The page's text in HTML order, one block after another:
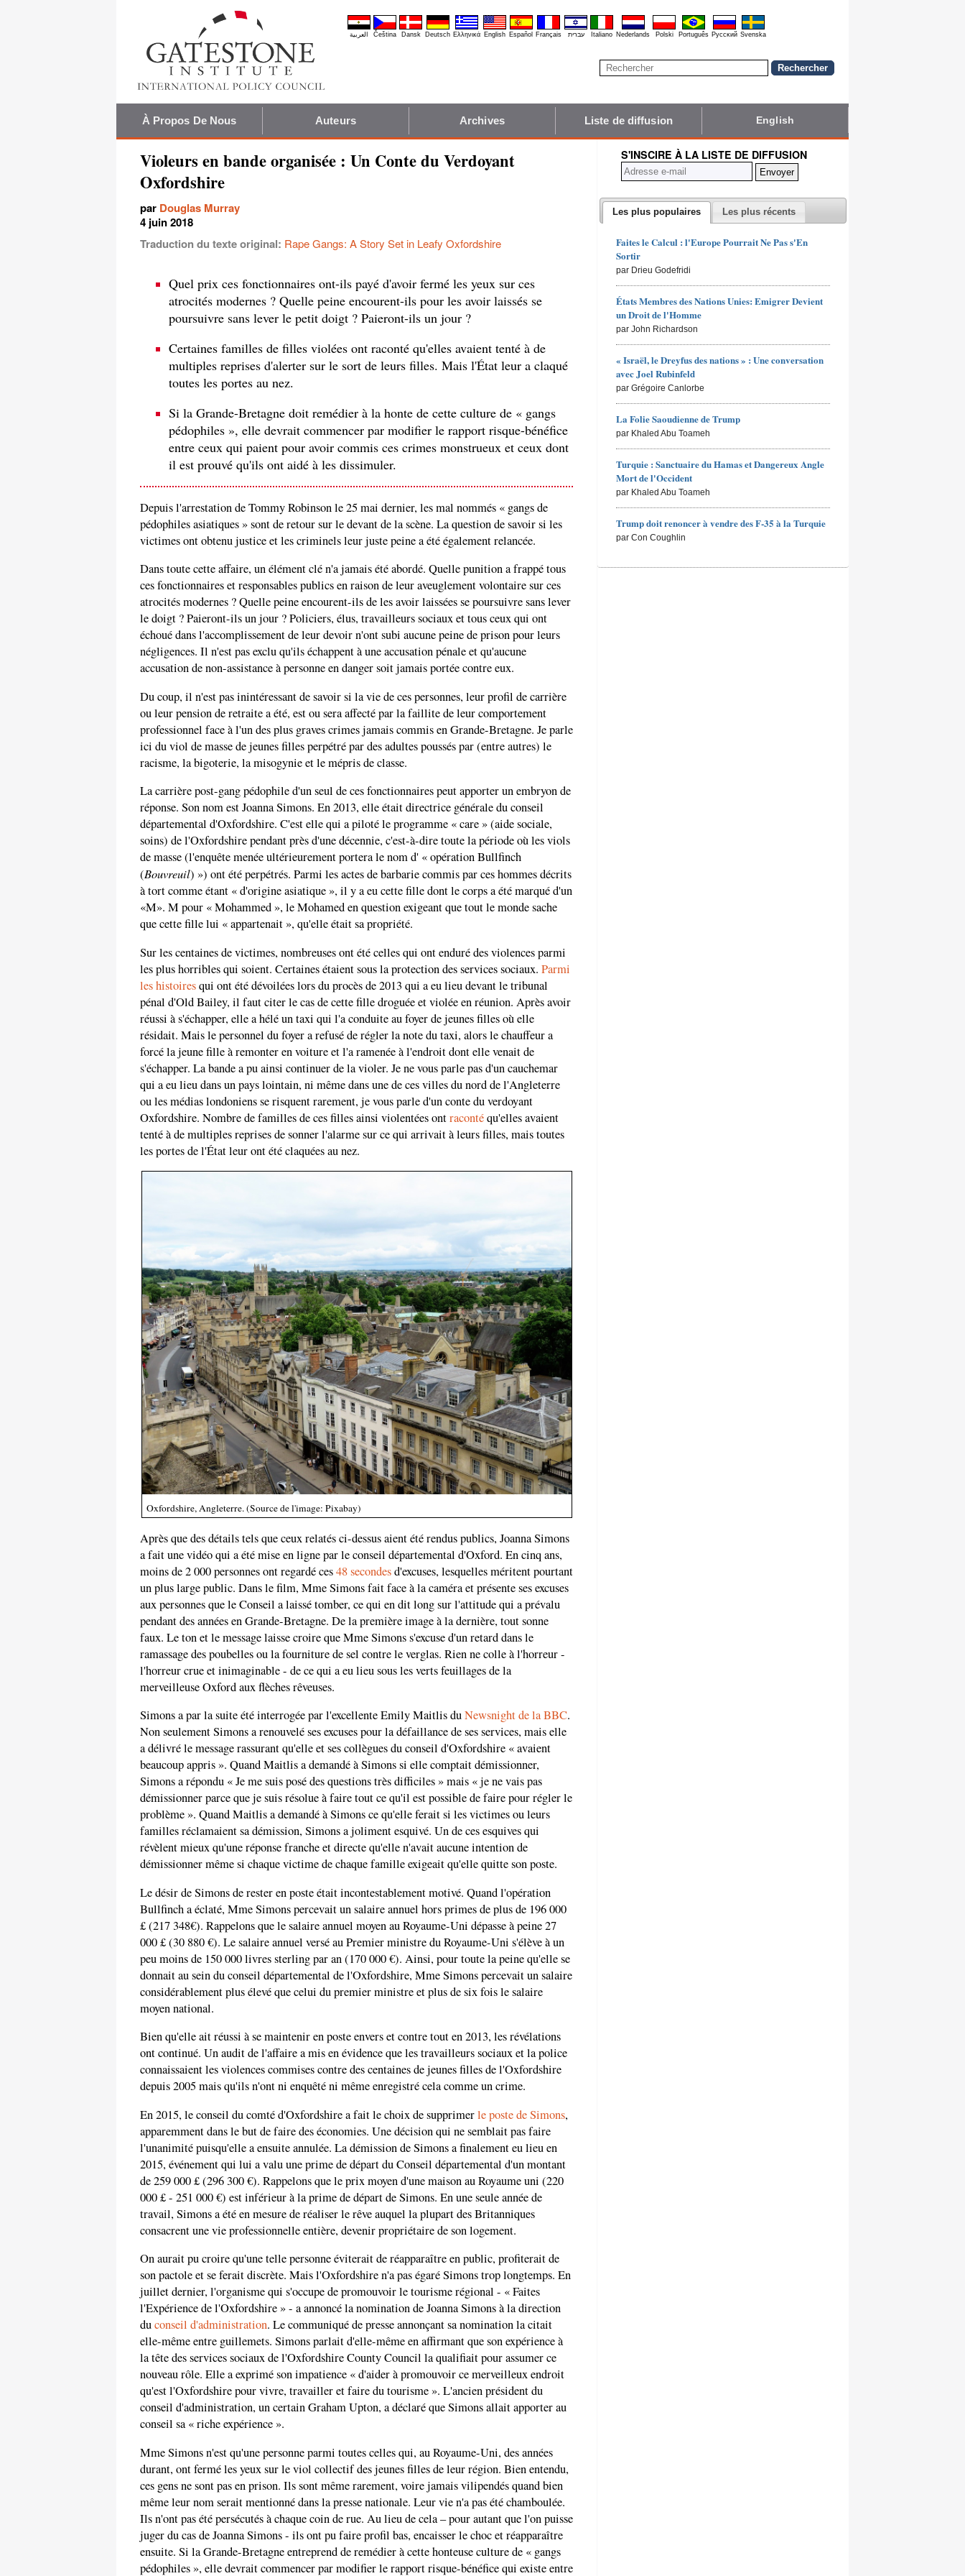
العربية Čeština Dansk Deutsch Ελληνικά English Español Français עברית Italiano Nederlands Polski Português Pyccĸий Svenska
À Propos De Nous Auteurs Archives Liste de diffusion English
Violeurs en bande organisée : Un Conte du Verdoyant
Oxfordshire
par Douglas Murray
4 juin 2018
Traduction du texte original: Rape Gangs: A Story Set in Leafy Oxfordshire
Quel prix ces fonctionnaires ont-ils payé d'avoir fermé les yeux sur ces
atrocités modernes ? Quelle peine encourent-ils pour les avoir laissés se
poursuivre sans lever le petit doigt ? Paieront-ils un jour ?
Certaines familles de filles violées ont raconté qu'elles avaient tenté à de
multiples reprises d'alerter sur le sort de leurs filles. Mais l'État leur a claqué
toutes les portes au nez.
Si la Grande-Bretagne doit remédier à la honte de cette culture de « gangs
pédophiles », elle devrait commencer par modifier le rapport risque-bénéfice
entre ceux qui paient pour avoir commis ces crimes monstrueux et ceux dont
il est prouvé qu'ils ont aidé à les dissimuler.
Depuis l'arrestation de Tommy Robinson le 25 mai dernier, les mal nommés « gangs de
pédophiles asiatiques » sont de retour sur le devant de la scène. La question de savoir si les
victimes ont obtenu justice et les criminels leur juste peine a été également relancée.
Dans toute cette affaire, un élément clé n'a jamais été abordé. Quelle punition a frappé tous
ces fonctionnaires et responsables publics en raison de leur aveuglement volontaire sur ces
atrocités modernes ? Quelle peine encourent-ils de les avoir laissées se poursuivre sans lever
le doigt ? Paieront-ils un jour ? Policiers, élus, travailleurs sociaux et tous ceux qui ont
échoué dans l'accomplissement de leur devoir n'ont subi aucune peine de prison pour leurs
négligences. Il n'est pas exclu qu'ils échappent à une accusation pénale et qu'aucune
accusation de non-assistance à personne en danger soit jamais portée contre eux.
Du coup, il n'est pas inintéressant de savoir si la vie de ces personnes, leur profil de carrière
ou leur pension de retraite a été, est ou sera affecté par la faillite de leur comportement
professionnel face à l'un des plus graves crimes jamais commis en Grande-Bretagne. Je parle
ici du viol de masse de jeunes filles perpétré par des adultes poussés par (entre autres) le
racisme, la bigoterie, la misogynie et le mépris de classe.
La carrière post-gang pédophile d'un seul de ces fonctionnaires peut apporter un embryon de
réponse. Son nom est Joanna Simons. En 2013, elle était directrice générale du conseil
départemental d'Oxfordshire. C'est elle qui a piloté le programme « care » (aide sociale,
soins) de l'Oxfordshire pendant près d'une décennie, c'est-à-dire toute la période où les viols
de masse (l'enquête menée ultérieurement portera le nom d' « opération Bullfinch
(Bouvreuil) ») ont été perpétrés. Parmi les actes de barbarie commis par ces hommes décrits
à tort comme étant « d'origine asiatique », il y a eu cette fille dont le corps a été marqué d'un
«M». M pour « Mohammed », le Mohamed en question exigeant que tout le monde sache
que cette fille lui « appartenait », qu'elle était sa propriété.
Sur les centaines de victimes, nombreuses ont été celles qui ont enduré des violences parmi
les plus horribles qui soient. Certaines étaient sous la protection des services sociaux. Parmi
les histoiresqui ont été dévoilées lors du procès de 2013 qui a eu lieu devant le tribunal
pénal d'Old Bailey, il faut citer le cas de cette fille droguée et violée en réunion. Après avoir
réussi à s'échapper, elle a hélé un taxi qui l'a conduite au foyer de jeunes filles où elle
résidait. Mais le personnel du foyer a refusé de régler la note du taxi, alors le chauffeur a
forcé la jeune fille à remonter en voiture et l'a ramenée à l'endroit dont elle venait de
s'échapper. La bande a pu ainsi continuer de la violer. Je ne vous parle pas d'un cauchemar
qui a eu lieu dans un pays lointain, ni même dans une de ces villes du nord de l'Angleterre
ou les médias londoniens se risquent rarement, je vous parle d'un conte du verdoyant
Oxfordshire. Nombre de familles de ces filles ainsi violentées ontracontéqu'elles avaient
tenté à de multiples reprises de sonner l'alarme sur ce qui arrivait à leurs filles, mais toutes
les portes de l'État leur ont été claquées au nez.
Oxfordshire, Angleterre. (Source de l'image: Pixabay)
Après que des détails tels que ceux relatés ci-dessus aient été rendus publics, Joanna Simons
a fait une vidéo qui a été mise en ligne par le conseil départemental d'Oxford. En cinq ans,
moins de 2 000 personnes ont regardé ces48 secondesd'excuses, lesquelles méritent pourtant
un plus large public. Dans le film, Mme Simons fait face à la caméra et présente ses excuses
aux personnes que le Conseil a laissé tomber, ce qui en dit long sur l'attitude qui a prévalu
pendant des années en Grande-Bretagne. De la première image à la dernière, tout sonne
faux. Le ton et le message laisse croire que Mme Simons s'excuse d'un retard dans le
ramassage des poubelles ou la fourniture de sel contre le verglas. Rien ne colle à l'horreur -
l'horreur crue et inimaginable - de ce qui a eu lieu sous les verts feuillages de la
merveilleuse Oxford aux flèches rêveuses.
Simons a par la suite été interrogée par l'excellente Emily Maitlis duNewsnight de la BBC.
Non seulement Simons a renouvelé ses excuses pour la défaillance de ses services, mais elle
a délivré le message rassurant qu'elle et ses collègues du conseil d'Oxfordshire « avaient
beaucoup appris ». Quand Maitlis a demandé à Simons si elle comptait démissionner,
Simons a répondu « Je me suis posé des questions très difficiles » mais « je ne vais pas
démissionner parce que je suis résolue à faire tout ce qu'il est possible de faire pour régler le
problème ». Quand Maitlis a demandé à Simons ce qu'elle ferait si les victimes ou leurs
familles réclamaient sa démission, Simons a joliment esquivé. Un de ces esquives qui
révèlent mieux qu'une réponse franche et directe qu'elle n'avait aucune intention de
démissionner même si chaque victime de chaque famille exigeait qu'elle quitte son poste.
Le désir de Simons de rester en poste était incontestablement motivé. Quand l'opération
Bullfinch a éclaté, Mme Simons percevait un salaire annuel hors primes de plus de 196 000
£ (217 348€). Rappelons que le salaire annuel moyen au Royaume-Uni dépasse à peine 27
000 £ (30 880 €). Le salaire annuel versé au Premier ministre du Royaume-Uni s'élève à un
peu moins de 150 000 livres sterling par an (170 000 €). Ainsi, pour toute la peine qu'elle se
donnait au sein du conseil départemental de l'Oxfordshire, Mme Simons percevait un salaire
considérablement plus élevé que celui du premier ministre et plus de six fois le salaire
moyen national.
Bien qu'elle ait réussi à se maintenir en poste envers et contre tout en 2013, les révélations
ont continué. Un audit de l'affaire a mis en évidence que les travailleurs sociaux et la police
connaissaient les violences commises contre des centaines de jeunes filles de l'Oxfordshire
depuis 2005 mais qu'ils n'ont ni enquêté ni même enregistré cela comme un crime.
En 2015, le conseil du comté d'Oxfordshire a fait le choix de supprimerle poste de Simons,
apparemment dans le but de faire des économies. Une décision qui ne semblait pas faire
l'unanimité puisqu'elle a ensuite annulée. La démission de Simons a finalement eu lieu en
2015, événement qui lui a valu une prime de départ du Conseil départemental d'un montant
de 259 000 £ (296 300 €). Rappelons que le prix moyen d'une maison au Royaume uni (220
000 £ - 251 000 €) est inférieur à la prime de départ de Simons. En une seule année de
travail, Simons a été en mesure de réaliser le rêve auquel la plupart des Britanniques
consacrent une vie professionnelle entière, devenir propriétaire de son logement.
On aurait pu croire qu'une telle personne éviterait de réapparaître en public, profiterait de
son pactole et se ferait discrète. Mais l'Oxfordshire n'a pas égaré Simons trop longtemps. En
juillet dernier, l'organisme qui s'occupe de promouvoir le tourisme régional - « Faites
l'Expérience de l'Oxfordshire » - a annoncé la nomination de Joanna Simons à la direction
duconseil d'administration. Le communiqué de presse annonçant sa nomination la citait
elle-même entre guillemets. Simons parlait d'elle-même en affirmant que son expérience à
la tête des services sociaux de l'Oxfordshire County Council la qualifiait pour assumer ce
nouveau rôle. Elle a exprimé son impatience « d'aider à promouvoir ce merveilleux endroit
qu'est l'Oxfordshire pour vivre, travailler et faire du tourisme ». L'ancien président du
conseil d'administration, un certain Graham Upton, a déclaré que Simons allait apporter au
conseil sa « riche expérience ».
Mme Simons n'est qu'une personne parmi toutes celles qui, au Royaume-Uni, des années
durant, ont fermé les yeux sur le viol collectif des jeunes filles de leur région. Bien entendu,
ces gens ne sont pas en prison. Ils sont même rarement, voire jamais vilipendés quand bien
même leur nom serait mentionné dans la presse nationale. Leur vie n'a pas été chamboulée.
Ils n'ont pas été persécutés à chaque coin de rue. Au lieu de cela – pour autant que l'on puisse
juger du cas de Joanna Simons - ils ont pu faire profil bas, encaisser le choc et réapparaître
ensuite. Si la Grande-Bretagne entreprend de remédier à cette honteuse culture de « gangs
pédophiles », elle devrait commencer par modifier le rapport risque-bénéfice qui existe entre
S'INSCIRE À LA LISTE DE DIFFUSION
Les plus populaires Les plus récents
Faites le Calcul : l'Europe Pourrait Ne Pas s'En
Sortir
par Drieu Godefridi
États Membres des Nations Unies: Emigrer Devient
un Droit de l'Homme
par John Richardson
« Israël, le Dreyfus des nations » : Une conversation
avec Joel Rubinfeld
par Grégoire Canlorbe
La Folie Saoudienne de Trump
par Khaled Abu Toameh
Turquie : Sanctuaire du Hamas et Dangereux Angle
Mort de l'Occident
par Khaled Abu Toameh
Trump doit renoncer à vendre des F-35 à la Turquie
par Con Coughlin